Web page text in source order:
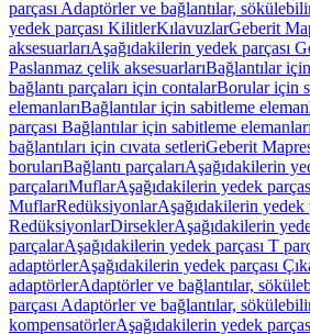
parçası Adaptörler ve bağlantılar,
yedek parçası KilitlerKılavuzlarGeberit
aksesuarlarıAşağıdakilerin yedek parçası
Paslanmaz çelik aksesuarlarıBağlantılar
bağlantı parçaları için contalarBorular için
elemanlarıBağlantılar için sabitleme
parçası Bağlantılar için sabitleme elemanları
bağlantıları için cıvata setleriGeberit
borularıBağlantı parçalarıAşağıdakilerin
parçalarıMuflarAşağıdakilerin yedek
MuflarRedüksiyonlarAşağıdakilerin yedek
RedüksiyonlarDirseklerAşağıdakilerin
parçalarAşağıdakilerin yedek parçası T
adaptörlerAşağıdakilerin yedek parçası
adaptörlerAdaptörler ve bağlantılar,
parçası Adaptörler ve bağlantılar,
kompensatörlerAşağıdakilerin yedek